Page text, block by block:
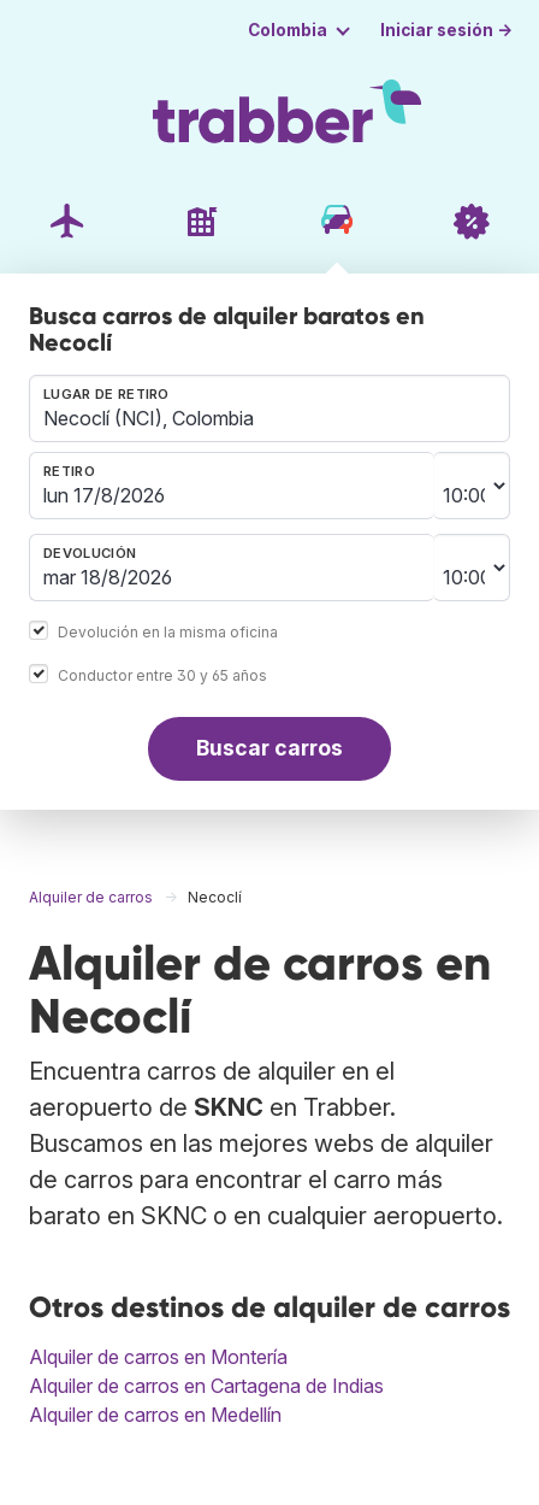
Colombia Iniciar sesión →
Busca carros de alquiler baratos en
Necoclí
LUGAR DE RETIRO
RETIRO
DEVOLUCIÓN
Devolución en la misma oficina
Conductor entre 30 y 65 años
Buscar carros
Alquiler de carros Necoclí
Alquiler de carros en
Necoclí
Encuentra carros de alquiler en el
aeropuerto de SKNC en Trabber.
Buscamos en las mejores webs de alquiler
de carros para encontrar el carro más
barato en SKNC o en cualquier aeropuerto.
Otros destinos de alquiler de carros
Alquiler de carros en Montería
Alquiler de carros en Cartagena de Indias
Alquiler de carros en Medellín